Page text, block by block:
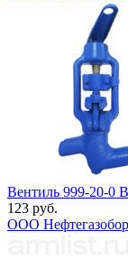
Вентиль 999-20-0
123 руб.
ООО